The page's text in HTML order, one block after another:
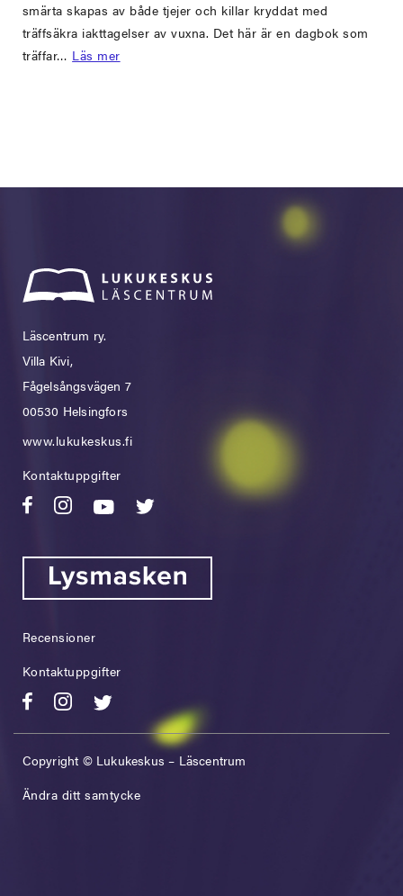
smärta skapas av både tjejer och killar kryddat med
träffsäkra iakttagelser av vuxna. Det här är en dagbok som
träffar… Läs mer
Läscentrum ry.
Villa Kivi,
Fågelsångsvägen 7
00530 Helsingfors
www.lukukeskus.fi
Kontaktuppgifter
Recensioner
Kontaktuppgifter
Copyright © Lukukeskus – Läscentrum
Ändra ditt samtycke